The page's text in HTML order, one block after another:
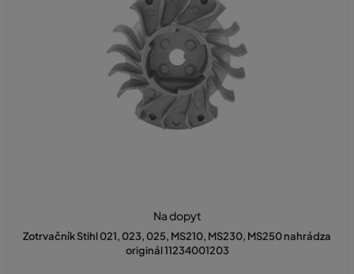
Zotrvačník Stihl 021, 023, 025, MS210, MS230, MS250 nahrádza
originál 11234001203
Na dopyt